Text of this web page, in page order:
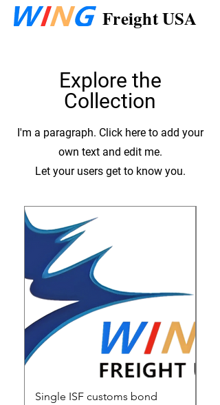
Freight USA
Explore the
Collection
I'm a paragraph. Click here to add your
own text and edit me.
Let your users get to know you.
Single ISF customs bond